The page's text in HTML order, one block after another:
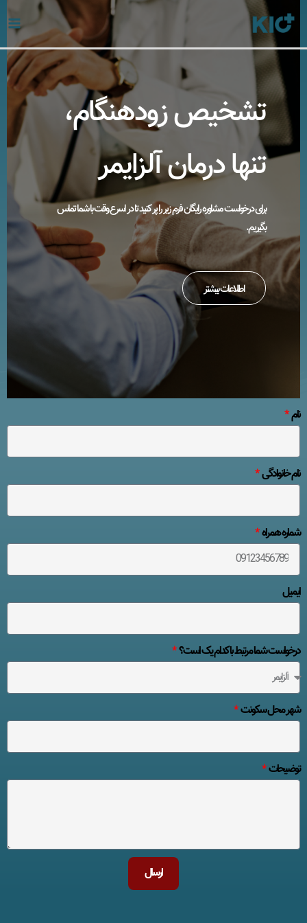
محتوا
تشخیص زودهنگام،
تنها درمان آلزایمر
برای درخواست مشاوره رایگان فرم زیر را پر کنید تا در اسرع وقت با شما تماس
بگیریم.
اطلاعات بیشتر
نام
نام خانوادگی
شماره همراه
ایمیل
درخواست شما مرتبط با کدام یک است؟
شهر محل سکونت
توضیحات
ارسال